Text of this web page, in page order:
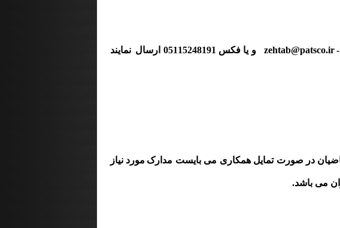
-
zehtab@patsco.ir و یا فکس 05115248191 ارسال
نمایند
در صورت تمایل همکاری می بایست مدارک مورد نیاز
می باشد.